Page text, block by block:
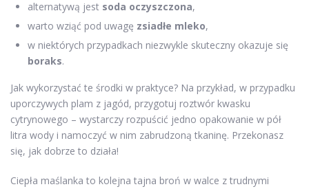
alternatywą jest soda oczyszczona,
warto wziąć pod uwagę zsiadłe mleko,
w niektórych przypadkach niezwykle skuteczny okazuje się
boraks.
Jak wykorzystać te środki w praktyce? Na przykład, w przypadku
uporczywych plam z jagód, przygotuj roztwór kwasku
cytrynowego – wystarczy rozpuścić jedno opakowanie w pół
litra wody i namoczyć w nim zabrudzoną tkaninę. Przekonasz
się, jak dobrze to działa!
Ciepła maślanka to kolejna tajna broń w walce z trudnymi